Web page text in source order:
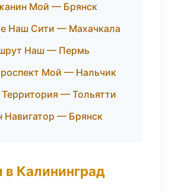
Мой — Брянск
Наш Сити — Махачкала
Наш — Пермь
Мой — Нальчик
— Тольятти
Навигатор — Брянск
в Калининград